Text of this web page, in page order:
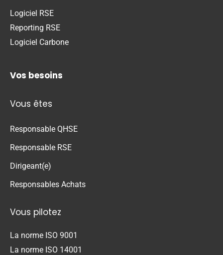
Logiciel RSE
Reporting RSE
Logiciel Carbone
Vos besoins
Vous êtes
Responsable QHSE
Responsable RSE
Dirigeant(e)
Responsables Achats
Vous pilotez
La norme ISO 9001
La norme ISO 14001